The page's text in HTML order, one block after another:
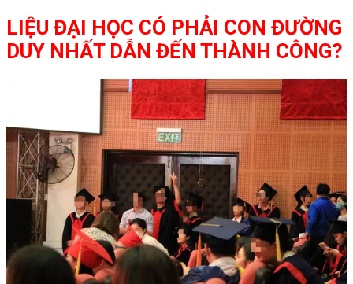
LIỆU ĐẠI HỌC CÓ PHẢI CON ĐƯỜNG
DUY NHẤT DẪN ĐẾN THÀNH CÔNG?